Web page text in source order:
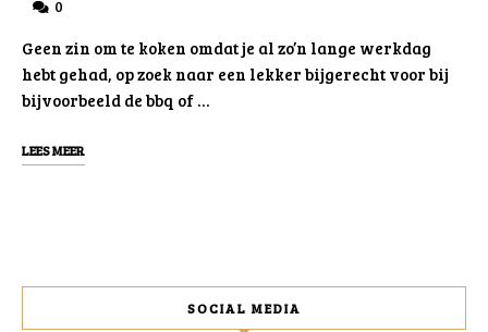
0
Geen zin om te koken omdat je al zo’n lange werkdag
hebt gehad, op zoek naar een lekker bijgerecht voor bij
bijvoorbeeld de bbq of …
LEES MEER
SOCIAL MEDIA